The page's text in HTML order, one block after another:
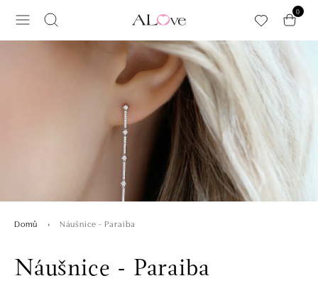
0
Domů Náušnice - Paraiba
Náušnice - Paraiba